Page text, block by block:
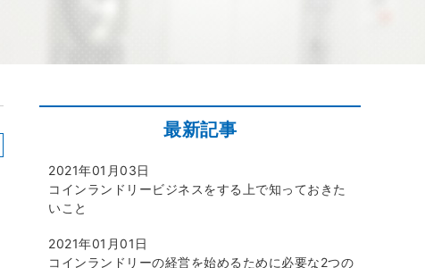
最新記事
2021年01月03日
コインランドリービジネスをする上で知っておきた
いこと
2021年01月01日
コインランドリーの経営を始めるために必要な2つの